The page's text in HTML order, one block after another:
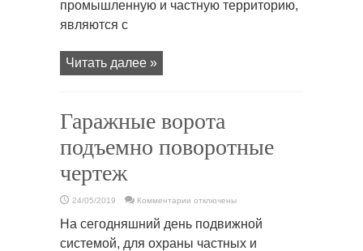
промышленную и частную территорию,
являются с
Читать далее »
Гаражные ворота
подъемно поворотные
чертеж
24/05/2019 Комментарии
ворота
поворотные
отключены
На сегодняшний день подвижной
системой, для охраны частных и